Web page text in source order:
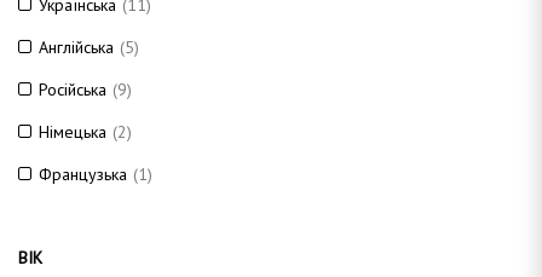
Українська (11)
Англійська (5)
Російська (9)
Німецька (2)
Французька (1)
ВІК